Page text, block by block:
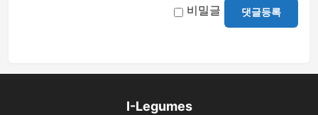
비밀글 댓글등록
I-Legumes